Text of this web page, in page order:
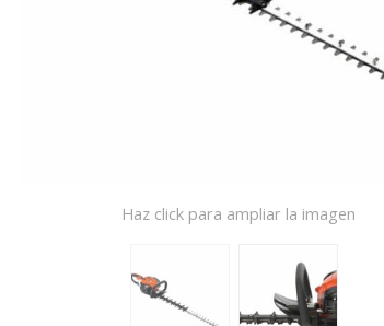
Haz click para ampliar la imagen